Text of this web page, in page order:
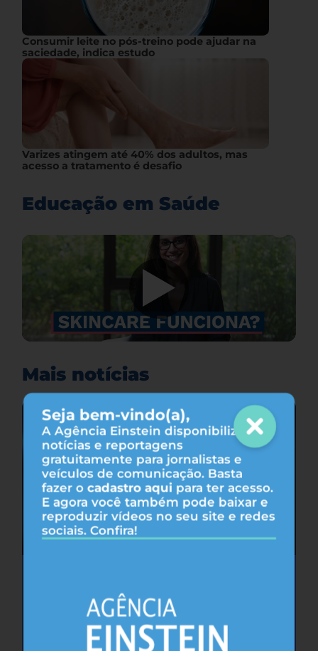
Seja bem-vindo(a),
A Agência Einstein disponibiliza
notícias e reportagens
gratuitamente para jornalistas e
veículos de comunicação. Basta
fazer o cadastro aqui para ter acesso.
E agora você também pode baixar e
reproduzir vídeos no seu site e redes
sociais. Confira!
Consumir leite no pós-treino pode ajudar na
saciedade, indica estudo
Varizes atingem até 40% dos adultos, mas
acesso a tratamento é desafio
Educação em Saúde
Mais notícias
privação do sono, sugere estudo